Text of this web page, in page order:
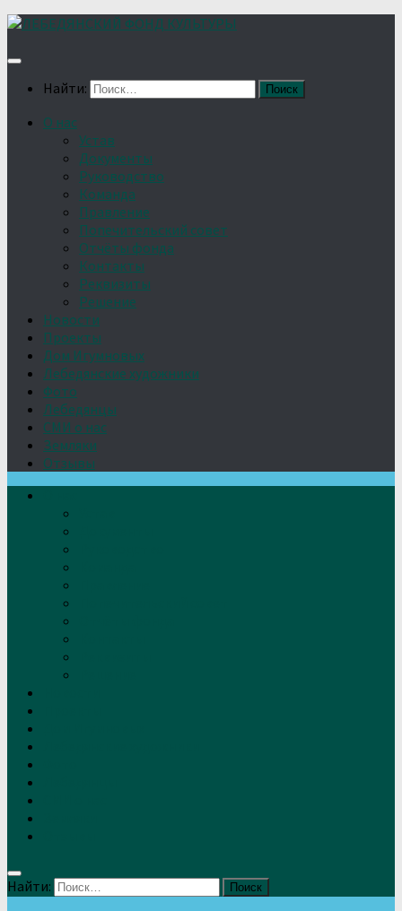
Найти:
О нас
Устав
Документы
Руководство
Команда
Правление
Попечительский совет
Отчёты фонда
Контакты
Реквизиты
Решение
Новости
Проекты
Дом Игумновых
Лебедянские художники
Фото
Лебедянцы
СМИ о нас
Земляки
Отзывы
Найти: